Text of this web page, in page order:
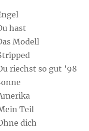
hast
Modell
riechst so gut ’98
Teil
dich